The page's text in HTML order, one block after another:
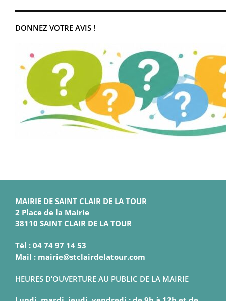
DONNEZ VOTRE AVIS !
MAIRIE DE SAINT CLAIR DE LA TOUR
2 Place de la Mairie
38110 SAINT CLAIR DE LA TOUR
Tél : 04 74 97 14 53
Mail : mairie@stclairdelatour.com
HEURES D’OUVERTURE AU PUBLIC DE LA MAIRIE